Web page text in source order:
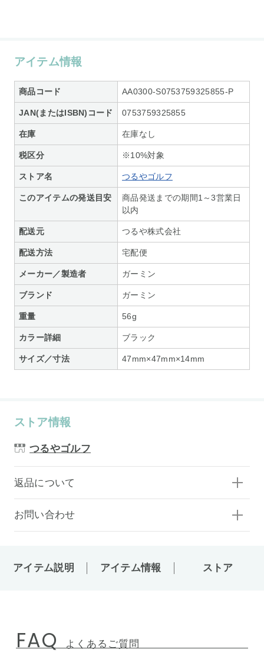
アイテム情報
商品コード AA0300-S0753759325855-P
JAN(またはISBN)コード 0753759325855
在庫 在庫なし
税区分 ※10%対象
ストア名 つるやゴルフ
このアイテムの発送目安
商品発送までの期間1～3営業日
以内
配送元 つるや株式会社
配送方法 宅配便
メーカー／製造者 ガーミン
ブランド ガーミン
重量 56g
カラー詳細 ブラック
サイズ／寸法 47mm×47mm×14mm
ストア情報
つるやゴルフ
返品について
お問い合わせ
アイテム説明 アイテム情報 ストア
FAQ よくあるご質問